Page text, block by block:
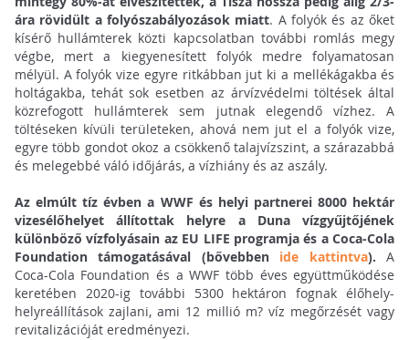
ára rövidült a folyószabályozások miatt. A folyók és az őket
kísérő hullámterek közti kapcsolatban további romlás megy
végbe, mert a kiegyenesített folyók medre folyamatosan
mélyül. A folyók vize egyre ritkábban jut ki a mellékágakba és
holtágakba, tehát sok esetben az árvízvédelmi töltések által
közrefogott hullámterek sem jutnak elegendő vízhez. A
töltéseken kívüli területeken, ahová nem jut el a folyók vize,
egyre több gondot okoz a csökkenő talajvízszint, a szárazabbá
és melegebbé váló időjárás, a vízhiány és az aszály.
Az elmúlt tíz évben a WWF és helyi partnerei 8000 hektár
vizesélőhelyet állítottak helyre a Duna vízgyűjtőjének
különböző vízfolyásain az EU LIFE programja és a Coca-Cola
Foundation támogatásával (bővebben ide kattintva). A
Coca-Cola Foundation és a WWF több éves együttműködése
keretében 2020-ig további 5300 hektáron fognak élőhely-
helyreállítások zajlani, ami 12 millió m? víz megőrzését vagy
revitalizációját eredményezi.